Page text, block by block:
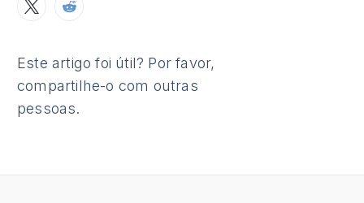
Este artigo foi útil? Por favor,
compartilhe-o com outras
pessoas.